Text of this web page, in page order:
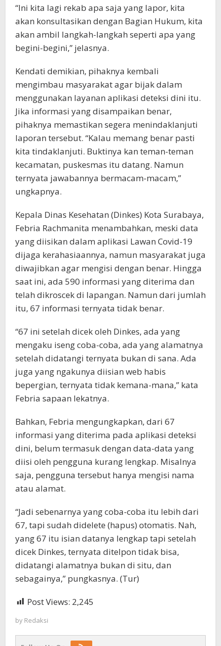
“Ini kita lagi rekab apa saja yang lapor, kita
akan konsultasikan dengan Bagian Hukum, kita
akan ambil langkah-langkah seperti apa yang
begini-begini,” jelasnya.
Kendati demikian, pihaknya kembali
mengimbau masyarakat agar bijak dalam
menggunakan layanan aplikasi deteksi dini itu.
Jika informasi yang disampaikan benar,
pihaknya memastikan segera menindaklanjuti
laporan tersebut. “Kalau memang benar pasti
kita tindaklanjuti. Buktinya kan teman-teman
kecamatan, puskesmas itu datang. Namun
ternyata jawabannya bermacam-macam,”
ungkapnya.
Kepala Dinas Kesehatan (Dinkes) Kota Surabaya,
Febria Rachmanita menambahkan, meski data
yang diisikan dalam aplikasi Lawan Covid-19
dijaga kerahasiaannya, namun masyarakat juga
diwajibkan agar mengisi dengan benar. Hingga
saat ini, ada 590 informasi yang diterima dan
telah dikroscek di lapangan. Namun dari jumlah
itu, 67 informasi ternyata tidak benar.
“67 ini setelah dicek oleh Dinkes, ada yang
mengaku iseng coba-coba, ada yang alamatnya
setelah didatangi ternyata bukan di sana. Ada
juga yang ngakunya diisian web habis
bepergian, ternyata tidak kemana-mana,” kata
Febria sapaan lekatnya.
Bahkan, Febria mengungkapkan, dari 67
informasi yang diterima pada aplikasi deteksi
dini, belum termasuk dengan data-data yang
diisi oleh pengguna kurang lengkap. Misalnya
saja, pengguna tersebut hanya mengisi nama
atau alamat.
“Jadi sebenarnya yang coba-coba itu lebih dari
67, tapi sudah didelete (hapus) otomatis. Nah,
yang 67 itu isian datanya lengkap tapi setelah
dicek Dinkes, ternyata ditelpon tidak bisa,
didatangi alamatnya bukan di situ, dan
sebagainya,” pungkasnya. (Tur)
Post Views: 2,245
by Redaksi